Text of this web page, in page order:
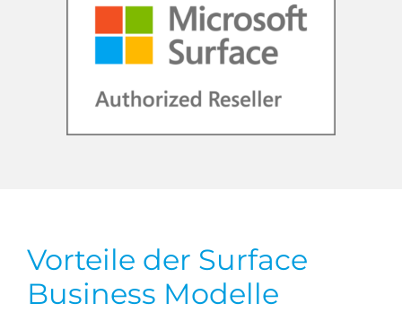
Vorteile der Surface
Business Modelle